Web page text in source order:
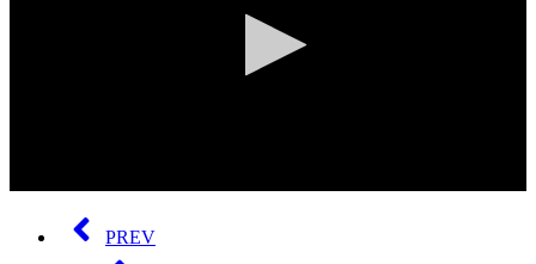
seconds
PREV